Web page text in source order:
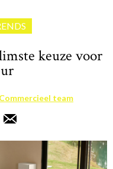
keuze voor
Commercieel team